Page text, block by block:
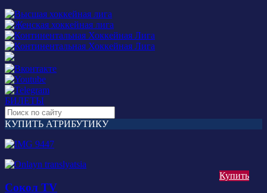
БИЛЕТЫ
КУПИТЬ АТРИБУТИКУ
Купить
Сокол TV